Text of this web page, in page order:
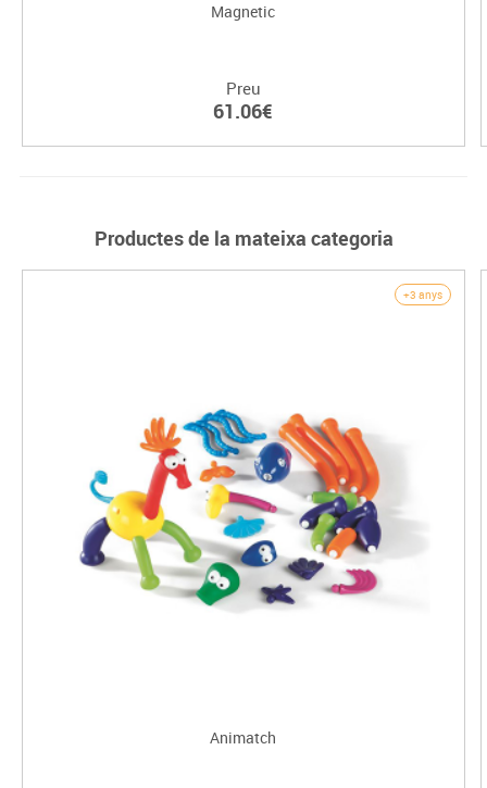
Magnetic
Preu
61.06€
Productes de la mateixa categoria
+3 anys
Animatch